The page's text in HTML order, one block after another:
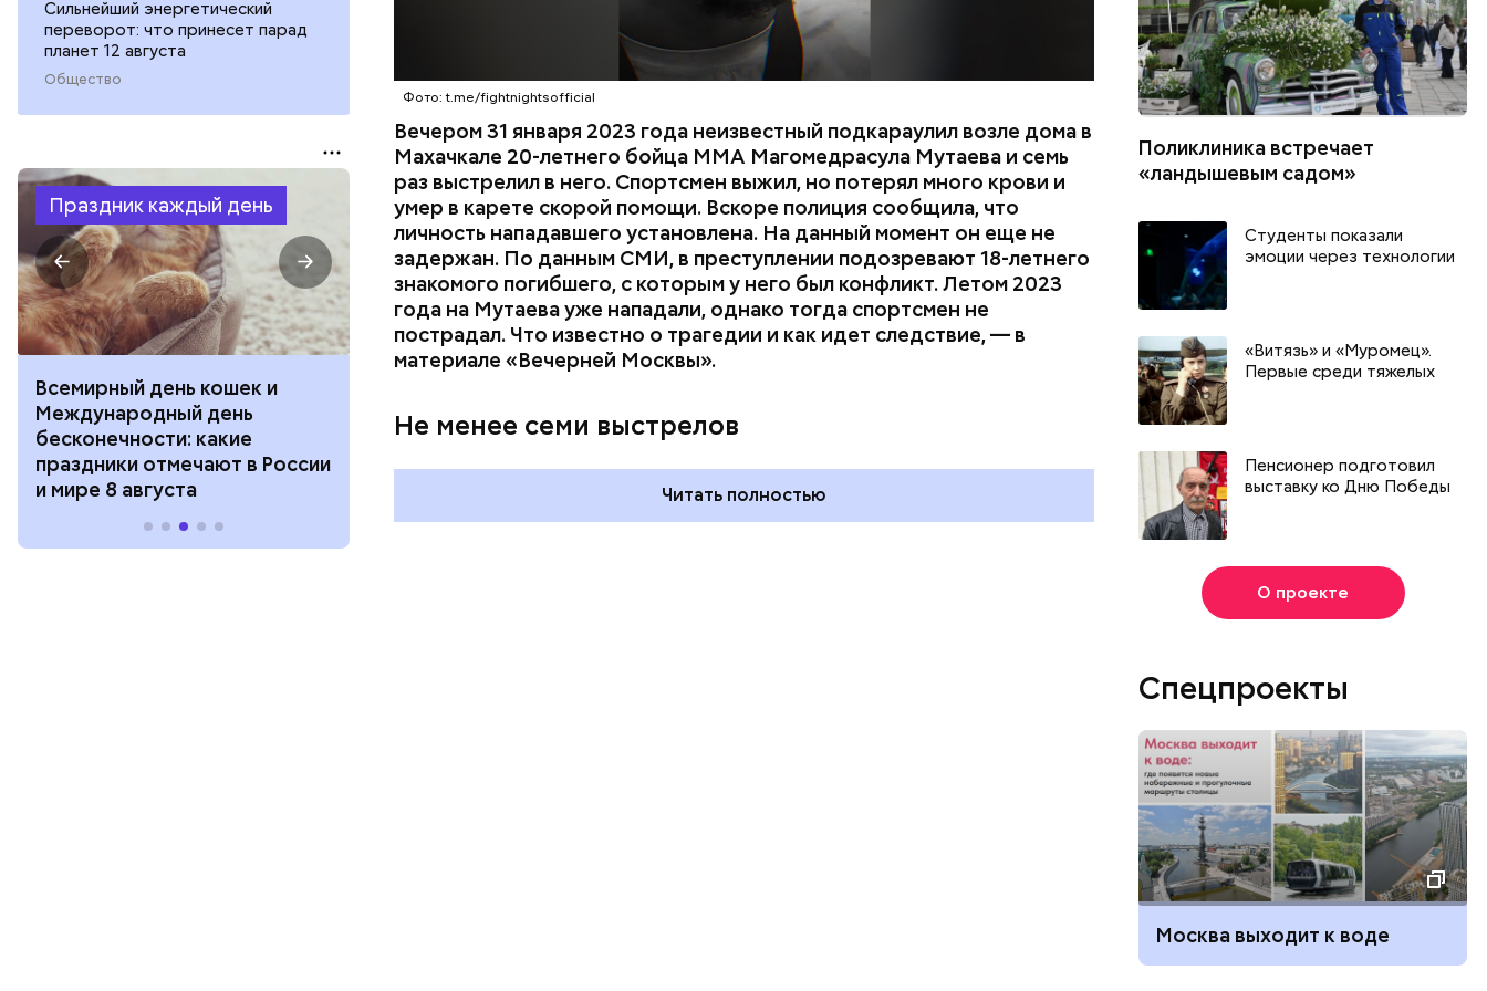
Сильнейший энергетический
переворот: что принесет парад
планет 12 августа
Общество
Праздник каждый день
Всемирный день кошек и
Международный день
бесконечности: какие
праздники отмечают в России
и мире 8 августа
Международный день
холостяка: какие праздники
отмечают в России и мире 7
подкаблучника: какие
праздники отмечают в России
и мире 6 августа
День лени и День «Побалуйте
свою собаку»: какие
и мире 10 августа
Фото: t.me/fightnightsofficial
Вечером 31 января 2023 года неизвестный подкараулил возле дома в
Махачкале 20-летнего бойца ММА Магомедрасула Мутаева и семь
раз выстрелил в него. Спортсмен выжил, но потерял много крови и
умер в карете скорой помощи. Вскоре полиция сообщила, что
личность нападавшего установлена. На данный момент он еще не
задержан. По данным СМИ, в преступлении подозревают 18-летнего
знакомого погибшего, с которым у него был конфликт. Летом 2023
года на Мутаева уже нападали, однако тогда спортсмен не
пострадал. Что известно о трагедии и как идет следствие, — в
материале «Вечерней Москвы».
Не менее семи выстрелов
Читать полностью
Поликлиника встречает
«ландышевым садом»
Студенты показали
эмоции через технологии
«Витязь» и «Муромец».
Первые среди тяжелых
Пенсионер подготовил
выставку ко Дню Победы
О проекте
Спецпроекты
Москва выходит к воде